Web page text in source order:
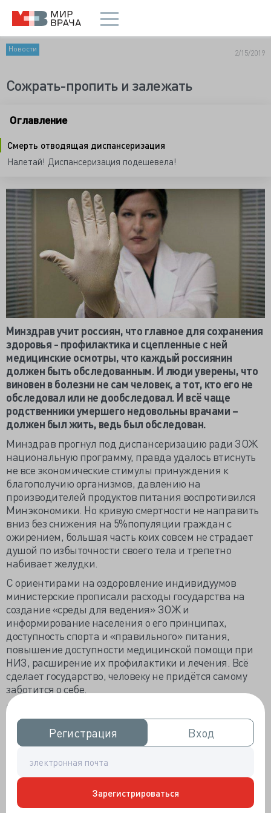
Регистрация
Регистрация Вход
Вход
Зарегистрироваться
Новости 2/15/2019
Сожрать-пропить и залежать
Оглавление
Смерть отводящая диспансеризация
Налетай! Диспансеризация подешевела!
Минздрав учит россиян, что главное для сохранения
здоровья - профилактика и сцепленные с ней
медицинские осмотры, что каждый россиянин
должен быть обследованным. И люди уверены, что
виновен в болезни не сам человек, а тот, кто его не
обследовал или не дообследовал. И всё чаще
родственники умершего недовольны врачами –
должен был жить, ведь был обследован.
Минздрав прогнул под диспансеризацию ради ЗОЖ
национальную программу, правда удалось втиснуть
не все экономические стимулы принуждения к
благополучию организмов, давлению на
производителей продуктов питания воспротивился
Минэкономики. Но кривую смертности не направить
вниз без снижения на 5%популяции граждан с
ожирением, большая часть коих совсем не страдает
душой по избыточности своего тела и трепетно
набивает желудки.
С ориентирами на оздоровление индивидуумов
министерские прописали расходы государства на
создание «среды для ведения» ЗОЖ и
информирование населения о его принципах,
доступность спорта и «правильного» питания,
повышение доступности медицинской помощи при
НИЗ, расширение их профилактики и лечения. Всё
сделает государство, человеку не придётся самому
заботится о себе.
Минздрав приступил к реформированию системы
профилактических медицинских осмотров, в которую,
помимо диспансеризации, вовлечено 40%
работающих, а через 5 лет будет 70%. Теперь вместо
суммарного сердечно-сосудистого риска ежегодно от
18 до 39 лет будут определять относительный
сердечно-сосудистый и абсолютный — с 40 до 65 лет.
Ежегодное ЭКГ позволит точнее «отслеживать